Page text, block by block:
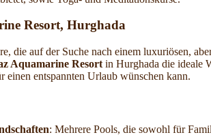
Resort, Hurghada
die auf der Suche nach einem luxuriösen,
Aquamarine Resort in Hurghada die ideale
einen entspannten Urlaub wünschen kann.
: Mehrere Pools, die sowohl für